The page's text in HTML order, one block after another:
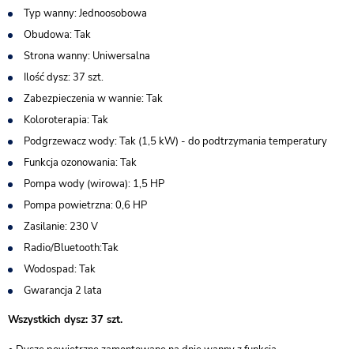
Typ wanny: Jednoosobowa
Obudowa: Tak
Strona wanny: Uniwersalna
Ilość dysz: 37 szt.
Zabezpieczenia w wannie: Tak
Koloroterapia: Tak
Podgrzewacz wody: Tak (1,5 kW) - do podtrzymania temperatury
Funkcja ozonowania: Tak
Pompa wody (wirowa): 1,5 HP
Pompa powietrzna: 0,6 HP
Zasilanie: 230 V
Radio/Bluetooth:Tak
Wodospad: Tak
Gwarancja 2 lata
Wszystkich dysz: 37 szt.